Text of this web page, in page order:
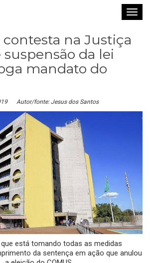
T
v
na Justiça
da lei
mandato do
Autor/fonte: Jesus dos Santos
está tomando todas as medidas
da sentença em ação que anulou